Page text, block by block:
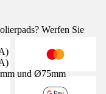
Werfen Sie
und Ø75mm